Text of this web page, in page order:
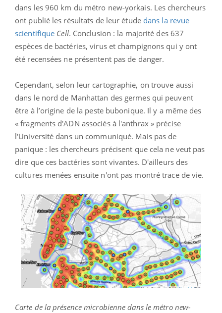
dans les 960 km du métro new-yorkais. Les chercheurs
ont publié les résultats de leur étude dans la revue
scientifique Cell. Conclusion : la majorité des 637
espèces de bactéries, virus et champignons qui y ont
été recensées ne présentent pas de danger.
Cependant, selon leur cartographie, on trouve aussi
dans le nord de Manhattan des germes qui peuvent
être à l’origine de la peste bubonique. Il y a même des
« fragments d'ADN associés à l'anthrax » précise
l'Université dans un communiqué. Mais pas de
panique : les chercheurs précisent que cela ne veut pas
dire que ces bactéries sont vivantes. D'ailleurs des
cultures menées ensuite n'ont pas montré trace de vie.
Carte de la présence microbienne dans le métro new-